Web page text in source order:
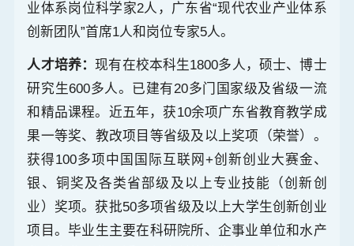
业体系岗位科学家2人，广东省“现代农业产业体系
创新团队”首席1人和岗位专家5人。
人才培养：现有在校本科生1800多人，硕士、博士
研究生600多人。已建有20多门国家级及省级一流
和精品课程。近五年，获10余项广东省教育教学成
果一等奖、教改项目等省级及以上奖项（荣誉）。
获得100多项中国国际互联网+创新创业大赛金、
银、铜奖及各类省部级及以上专业技能（创新创
业）奖项。获批50多项省级及以上大学生创新创业
项目。毕业生主要在科研院所、企事业单位和水产